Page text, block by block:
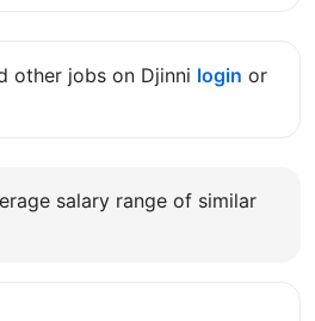
other jobs on Djinni login or
salary range of similar